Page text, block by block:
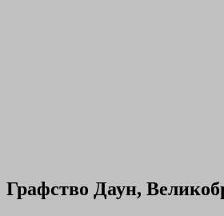
Графство Даун,